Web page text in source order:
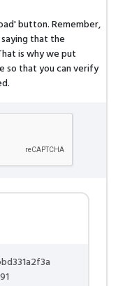
button. Remember,
that the
is why we put
so that you can verify